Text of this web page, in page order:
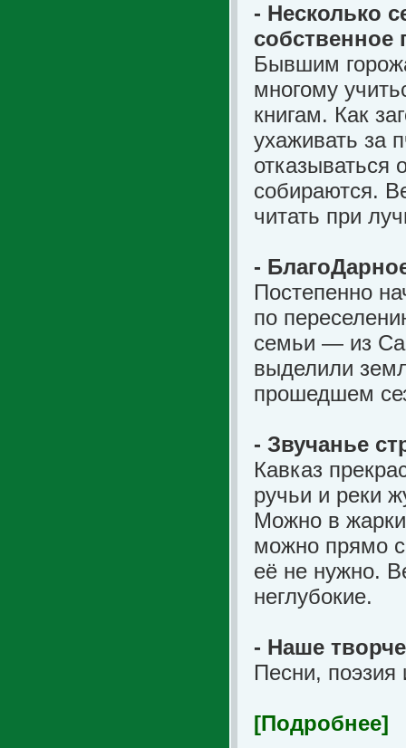
- Несколько
Бывшим
многому
книгам. Как
ухаживать за
отказываться
собираются.
читать при
-
Постепенно
по
семьи — из
выделили
прошедшем
- Звучанье
Кавказ
ручьи и реки
Можно в
можно прямо
её не нужно.
неглубокие.
- Наше
Песни, поэзия
[Подробнее]